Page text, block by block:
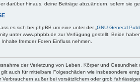
darüber hinaus, deine Beiträge abzuändern, sofern sie
es sich bei phpBB um eine unter der „ GNU General
unter www.phpbb.de zur Verfügung gestellt. Beide
fremder Foren Einfluss nehmen.
der Verletzung von Leben, Körper und
auch für mittelbare Folgeschäden wie insbesondere
außer bei vorsätzlichem oder grob